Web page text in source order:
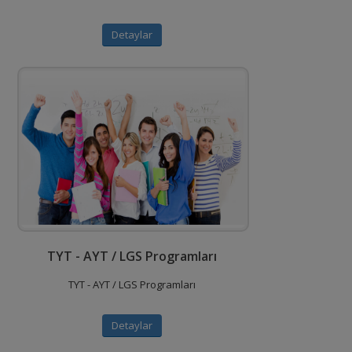
Detaylar
TYT - AYT / LGS Programları
TYT - AYT / LGS Programları
Detaylar